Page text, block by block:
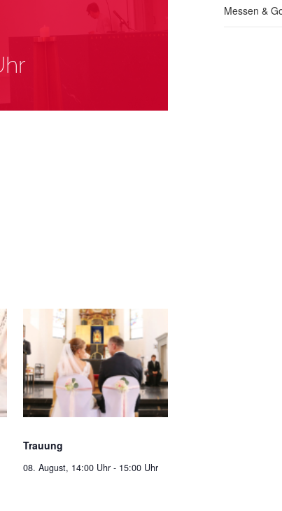
Trauung
08. August, 14:00 Uhr - 15:00 Uhr
Messen &